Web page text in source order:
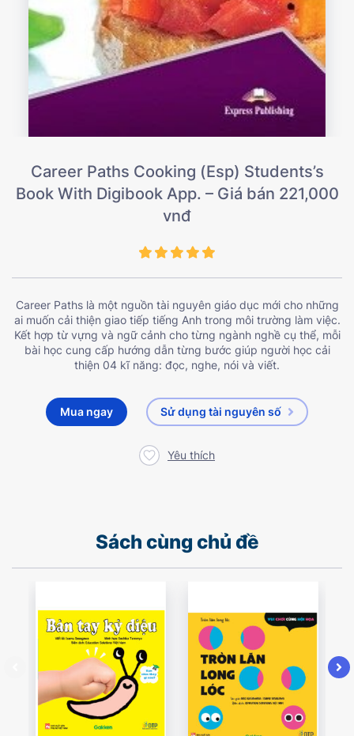
Career Paths Cooking (Esp) Students’s
Book With Digibook App. – Giá bán 221,000
vnđ
Career Paths là một nguồn tài nguyên giáo dục mới cho những
ai muốn cải thiện giao tiếp tiếng Anh trong môi trường làm việc.
Kết hợp từ vựng và ngữ cảnh cho từng ngành nghề cụ thể, mỗi
bài học cung cấp hướng dẫn từng bước giúp người học cải
thiện 04 kĩ năng: đọc, nghe, nói và viết.
Mua ngay Sử dụng tài nguyên số
Yêu thích
Sách cùng chủ đề